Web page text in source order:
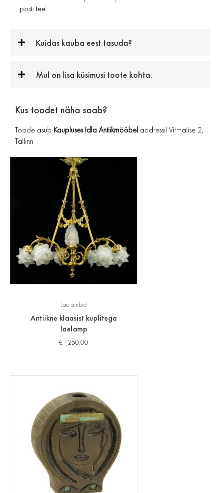
posti teel.
Kuidas kauba eest tasuda?
Mul on lisa küsimusi toote kohta.
Kus toodet näha saab?
Toode asub Kaupluses Idla Antiikmööbel aadressil Virmalise 2,
Tallinn
Laelambid
Antiikne klaasist kuplitega
laelamp
€1,250.00